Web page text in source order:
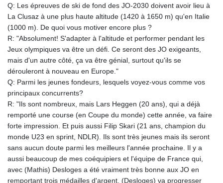
Q: Les épreuves de ski de fond des JO-2030 doivent avoir lieu à
La Clusaz à une plus haute altitude (1420 à 1650 m) qu'en Italie
(1000 m). De quoi vous motiver encore plus ?
R: "Absolument! S'adapter à l'altitude et performer pendant les
Jeux olympiques va être un défi. Ce seront des JO exigeants,
mais d'un autre côté, ça va être génial, surtout qu'ils se
dérouleront à nouveau en Europe."
Q: Parmi les jeunes fondeurs, lesquels voyez-vous comme vos
principaux concurrents?
R: "Ils sont nombreux, mais Lars Heggen (20 ans), qui a déjà
remporté une course (en Coupe du monde) cette année, va faire
forte impression. Et puis aussi Filip Skari (21 ans, champion du
monde U23 en sprint, NDLR). Ils sont très jeunes mais ils seront
sans aucun doute parmi les meilleurs l'année prochaine. Il y a
aussi beaucoup de mes coéquipiers et l'équipe de France qui,
avec (Mathis) Desloges a été vraiment très bonne aux JO en
remportant trois médailles d'argent. (Desloges) va progresser